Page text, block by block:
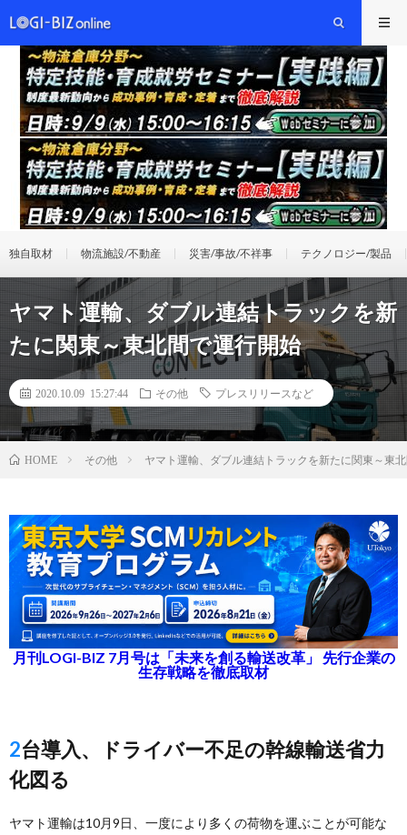
独自取材 物流施設/不動産 災害/事故/不祥事 テクノロジー/製品
ヤマト運輸、ダブル連結トラックを新
たに関東～東北間で運行開始
2020.10.09 15:27:44 その他 プレスリリースなど
HOME その他 ヤマト運輸、ダブル連結トラックを新たに関東～東
月刊LOGI-BIZ 7月号は「未来を創る輸送改革」 先行企業の
生存戦略を徹底取材
2台導入、ドライバー不足の幹線輸送省力
化図る
ヤマト運輸は10月9日、一度により多くの荷物を運ぶことが可能な